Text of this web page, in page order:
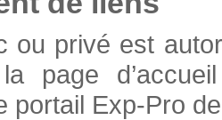
ou privé est
page
portail Exp-Pro